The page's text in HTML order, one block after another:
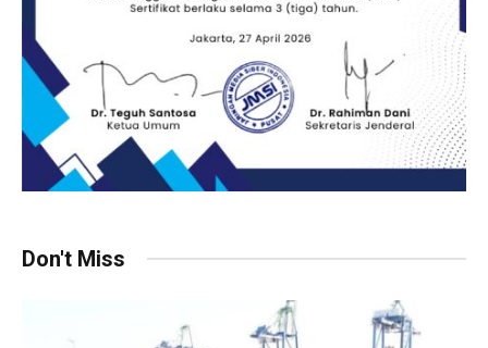
Don't Miss